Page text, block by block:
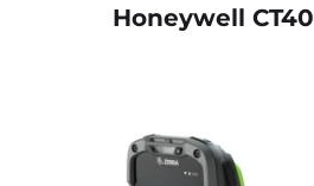
Honeywell CT40